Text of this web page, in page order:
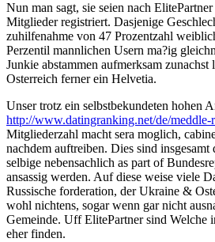
Nun man sagt, sie seien nach
Mitglieder registriert. Dasjenige
zuhilfenahme von 47 Prozentzahl
Perzentil mannlichen Usern ma?ig
Junkie abstammen aufmerksam zunachst
Osterreich ferner ein Helvetia.
Unser trotz ein selbstbekundeten hohen
http://www.datingranking.net/de/meddle-
Mitgliederzahl macht sera moglich,
nachdem auftreiben. Dies sind
selbige nebensachlich as part of
ansassig werden. Auf diese weise viele
Russische forderation, der Ukraine &
wohl nichtens, sogar wenn gar nicht
Gemeinde. Uff ElitePartner sind Welche
eher finden.